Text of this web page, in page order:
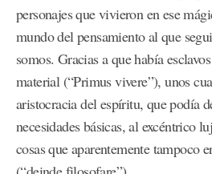
personajes que vivieron en ese
mundo del pensamiento al que
somos. Gracias a que había
material (“Primus vivere”), unos
aristocracia del espíritu, que podía
necesidades básicas, al excéntrico
cosas que aparentemente tampoco